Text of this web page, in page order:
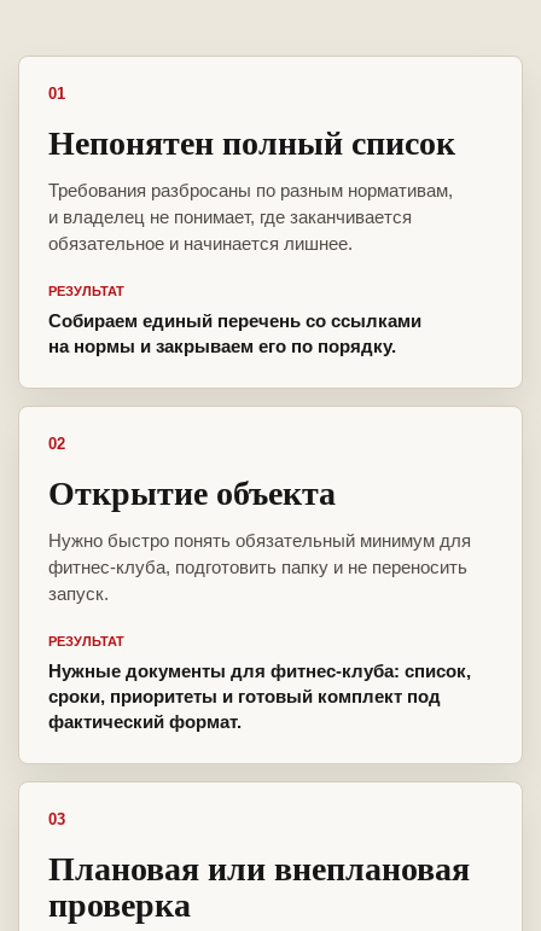
01
Непонятен полный список
Требования разбросаны по разным нормативам,
и владелец не понимает, где заканчивается
обязательное и начинается лишнее.
РЕЗУЛЬТАТ
Собираем единый перечень со ссылками
на нормы и закрываем его по порядку.
02
Открытие объекта
Нужно быстро понять обязательный минимум для
фитнес-клуба, подготовить папку и не переносить
запуск.
РЕЗУЛЬТАТ
Нужные документы для фитнес-клуба: список,
сроки, приоритеты и готовый комплект под
фактический формат.
03
Плановая или внеплановая
проверка